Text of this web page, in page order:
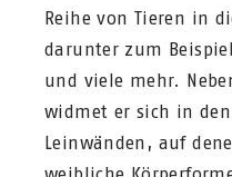
Reihe von Tieren in
darunter zum
und viele mehr.
widmet er sich in
Leinwänden, auf